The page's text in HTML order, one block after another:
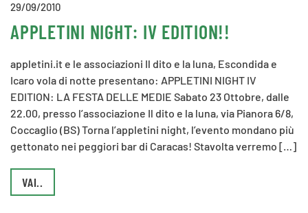
29/09/2010
APPLETINI NIGHT: IV EDITION!!
appletini.it e le associazioni Il dito e la luna, Escondida e
Icaro vola di notte presentano: APPLETINI NIGHT IV
EDITION: LA FESTA DELLE MEDIE Sabato 23 Ottobre, dalle
22.00, presso l’associazione Il dito e la luna, via Pianora 6/8,
Coccaglio (BS) Torna l’appletini night, l’evento mondano più
gettonato nei peggiori bar di Caracas! Stavolta verremo […]
VAI..